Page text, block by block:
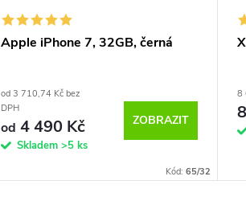
Apple iPhone 7, 32GB, černá
od 3 710,74 Kč bez
DPH
od 4 490 Kč
Skladem >5 ks
ZOBRAZIT
Kód: 65/32
8